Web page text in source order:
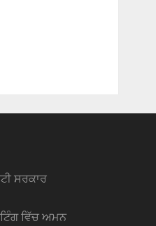
ਸਰਕਾਰ
ਵਿੱਚ ਅਮਨ